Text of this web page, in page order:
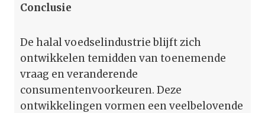
Conclusie
De halal voedselindustrie blijft zich
ontwikkelen temidden van toenemende
vraag en veranderende
consumentenvoorkeuren. Deze
ontwikkelingen vormen een veelbelovende